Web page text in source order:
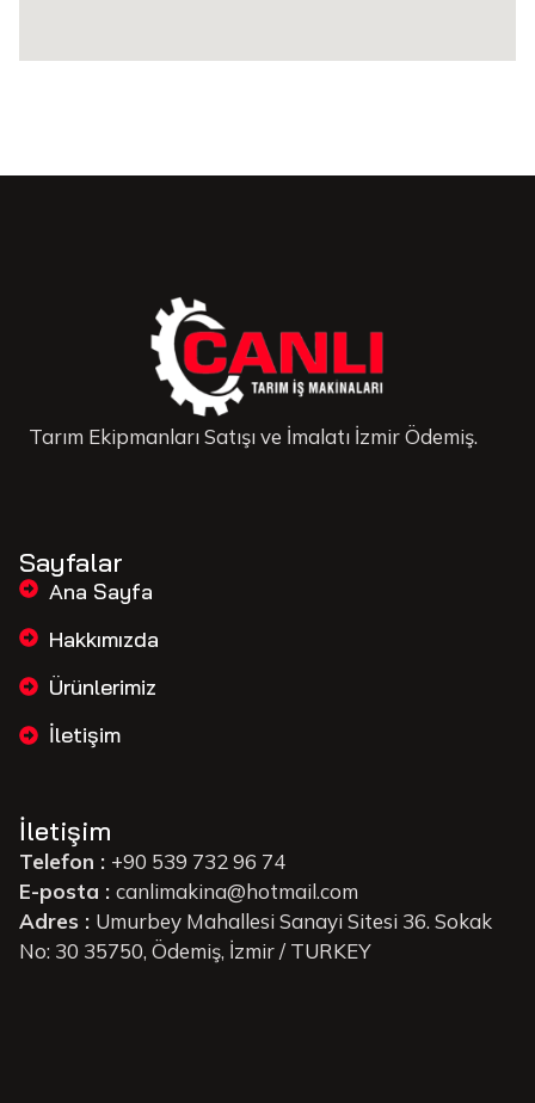
Tarım Ekipmanları Satışı ve İmalatı İzmir Ödemiş.
Sayfalar
Ana Sayfa
Hakkımızda
Ürünlerimiz
İletişim
İletişim
Telefon : +90 539 732 96 74
E-posta : canlimakina@hotmail.com
Adres : Umurbey Mahallesi Sanayi Sitesi 36. Sokak
No: 30 35750, Ödemiş, İzmir / TURKEY